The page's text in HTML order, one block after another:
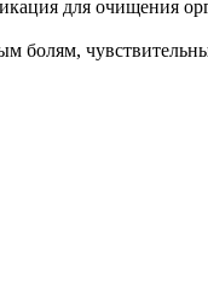
для очищения